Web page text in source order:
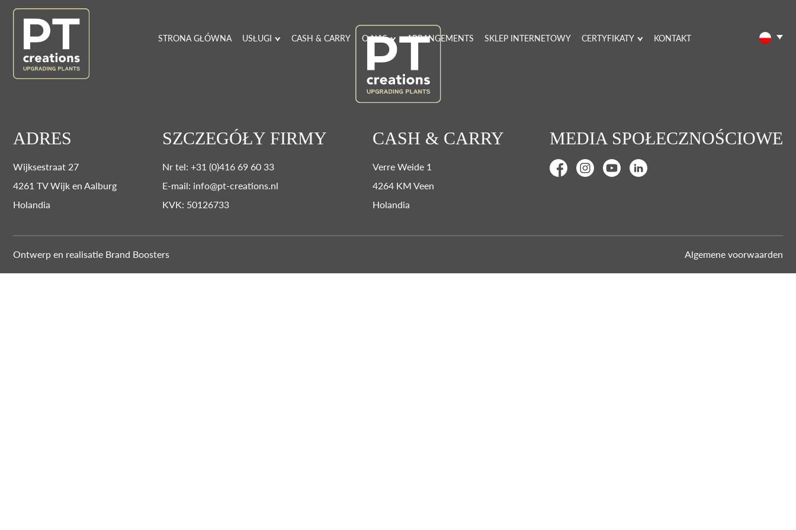
STRONA GŁÓWNA USŁUGI CASH & CARRY O NAS ARRANGEMENTS SKLEP INTERNETOWY CERTYFIKATY KONTAKT
ADRES
Wijksestraat 27
4261 TV Wijk en Aalburg
Holandia
SZCZEGÓŁY FIRMY
Nr tel: +31 (0)416 69 60 33
E-mail: info@pt-creations.nl
KVK: 50126733
CASH & CARRY
Verre Weide 1
4264 KM Veen
Holandia
MEDIA SPOŁECZNOŚCIOWE
Ontwerp en realisatie Brand Boosters Algemene voorwaarden